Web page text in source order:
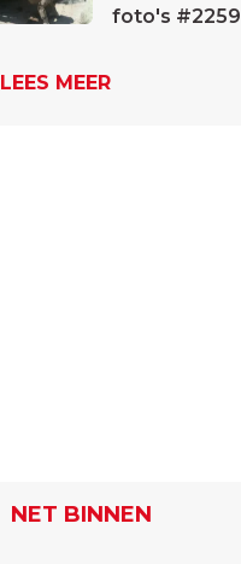
foto's #2259
LEES MEER
NET BINNEN